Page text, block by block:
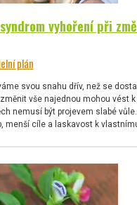
vyhoření při
plán
svou snahu dřív, než se
vše najednou mohou vést
nemusí být projevem slabé
menší cíle a laskavost k